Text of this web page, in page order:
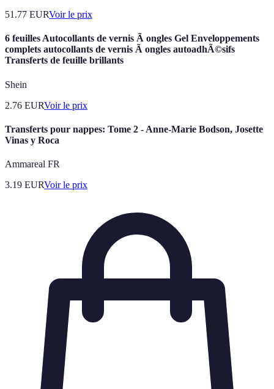
51.77 EURVoir le prix
6 feuilles Autocollants de vernis Ã ongles Gel Enveloppements
complets autocollants de vernis Ã ongles autoadhÃ©sifs
Transferts de feuille brillants
Shein
2.76 EURVoir le prix
Transferts pour nappes: Tome 2 - Anne-Marie Bodson, Josette
Vinas y Roca
Ammareal FR
3.19 EURVoir le prix